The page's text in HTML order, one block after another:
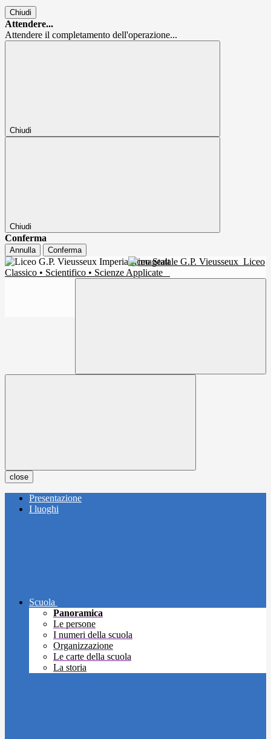
Chiudi
Attendere...
Attendere il completamento dell'operazione...
Chiudi
Chiudi
Conferma
Annulla Conferma
Liceo Statale G.P. Vieusseux Liceo
Classico • Scientifico • Scienze Applicate
close
Presentazione
I luoghi
Scuola
Panoramica
Le persone
I numeri della scuola
Organizzazione
Le carte della scuola
La storia